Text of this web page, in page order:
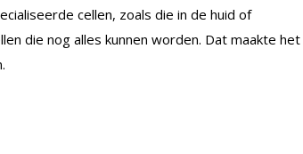
cellen, zoals die in de huid of
die nog alles kunnen worden. Dat maakte het